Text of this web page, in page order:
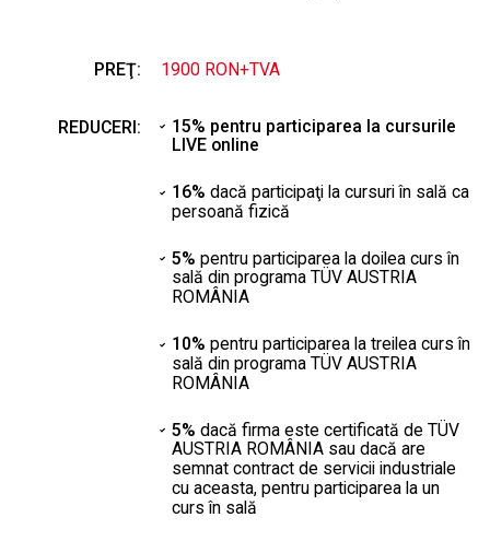
PREŢ: 1900 RON+TVA
REDUCERI:
15% pentru participarea la cursurile
LIVE online
16% dacă participaţi la cursuri în sală ca
persoană fizică
5% pentru participarea la doilea curs în
sală din programa TÜV AUSTRIA
ROMÂNIA
10% pentru participarea la treilea curs în
sală din programa TÜV AUSTRIA
ROMÂNIA
5% dacă firma este certificată de TÜV
AUSTRIA ROMÂNIA sau dacă are
semnat contract de servicii industriale
cu aceasta, pentru participarea la un
curs în sală